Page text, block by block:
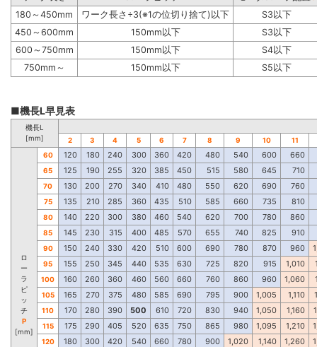
180～450mm
ワーク長さ÷3(※1の位切り捨て)以下
S3以下
450～600mm
150mm以下
S3以下
600～750mm
150mm以下
S4以下
750mm～
150mm以下 S5以下
■機長L早見表
機長L
[mm]
2 3 4 5 6 7 8 9 10 11
ロ
ー
ラ
ピ
ッ
チ
P
[mm]
60 120 180 240 300 360 420 480 540 600 660
65 125 190 255 320 385 450 515 580 645 710
70 130 200 270 340 410 480 550 620 690 760
75 135 210 285 360 435 510 585 660 735 810
80 140 220 300 380 460 540 620 700 780 860
85 145 230 315 400 485 570 655 740 825 910
90 150 240 330 420 510 600 690 780 870 960
95 155 250 345 440 535 630 725 820 915 1,010
100 160 260 360 460 560 660 760 860 960 1,060
105 165 270 375 480 585 690 795 900 1,005 1,110
110 170 280 390 500 610 720 830 940 1,050 1,160
115 175 290 405 520 635 750 865 980 1,095 1,210
120 180 300 420 540 660 780 900 1,020 1,140 1,260